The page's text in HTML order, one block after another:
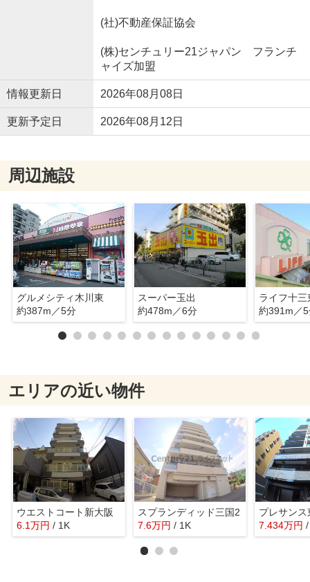
(社)不動産保証協会
(株)センチュリー21ジャパン フランチ
ャイズ加盟
情報更新日 2026年08月08日
更新予定日 2026年08月12日
周辺施設
グルメシティ木川東
約387m／5分
スーパー玉出
約478m／6分
ライフ十三
約391m／
エリアの近い物件
ウエストコート新大阪
6.1万円 / 1K
スプランディッド三国2
7.6万円 / 1K 7.434万円